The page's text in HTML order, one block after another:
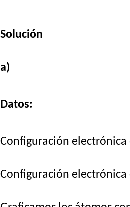
Solución
a)
Datos:
Configuración electrónica
Configuración electrónica